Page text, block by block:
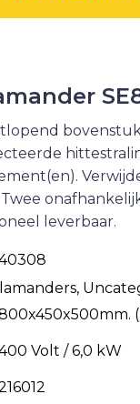
leverbaar.
,
Volt / 6,0 kW